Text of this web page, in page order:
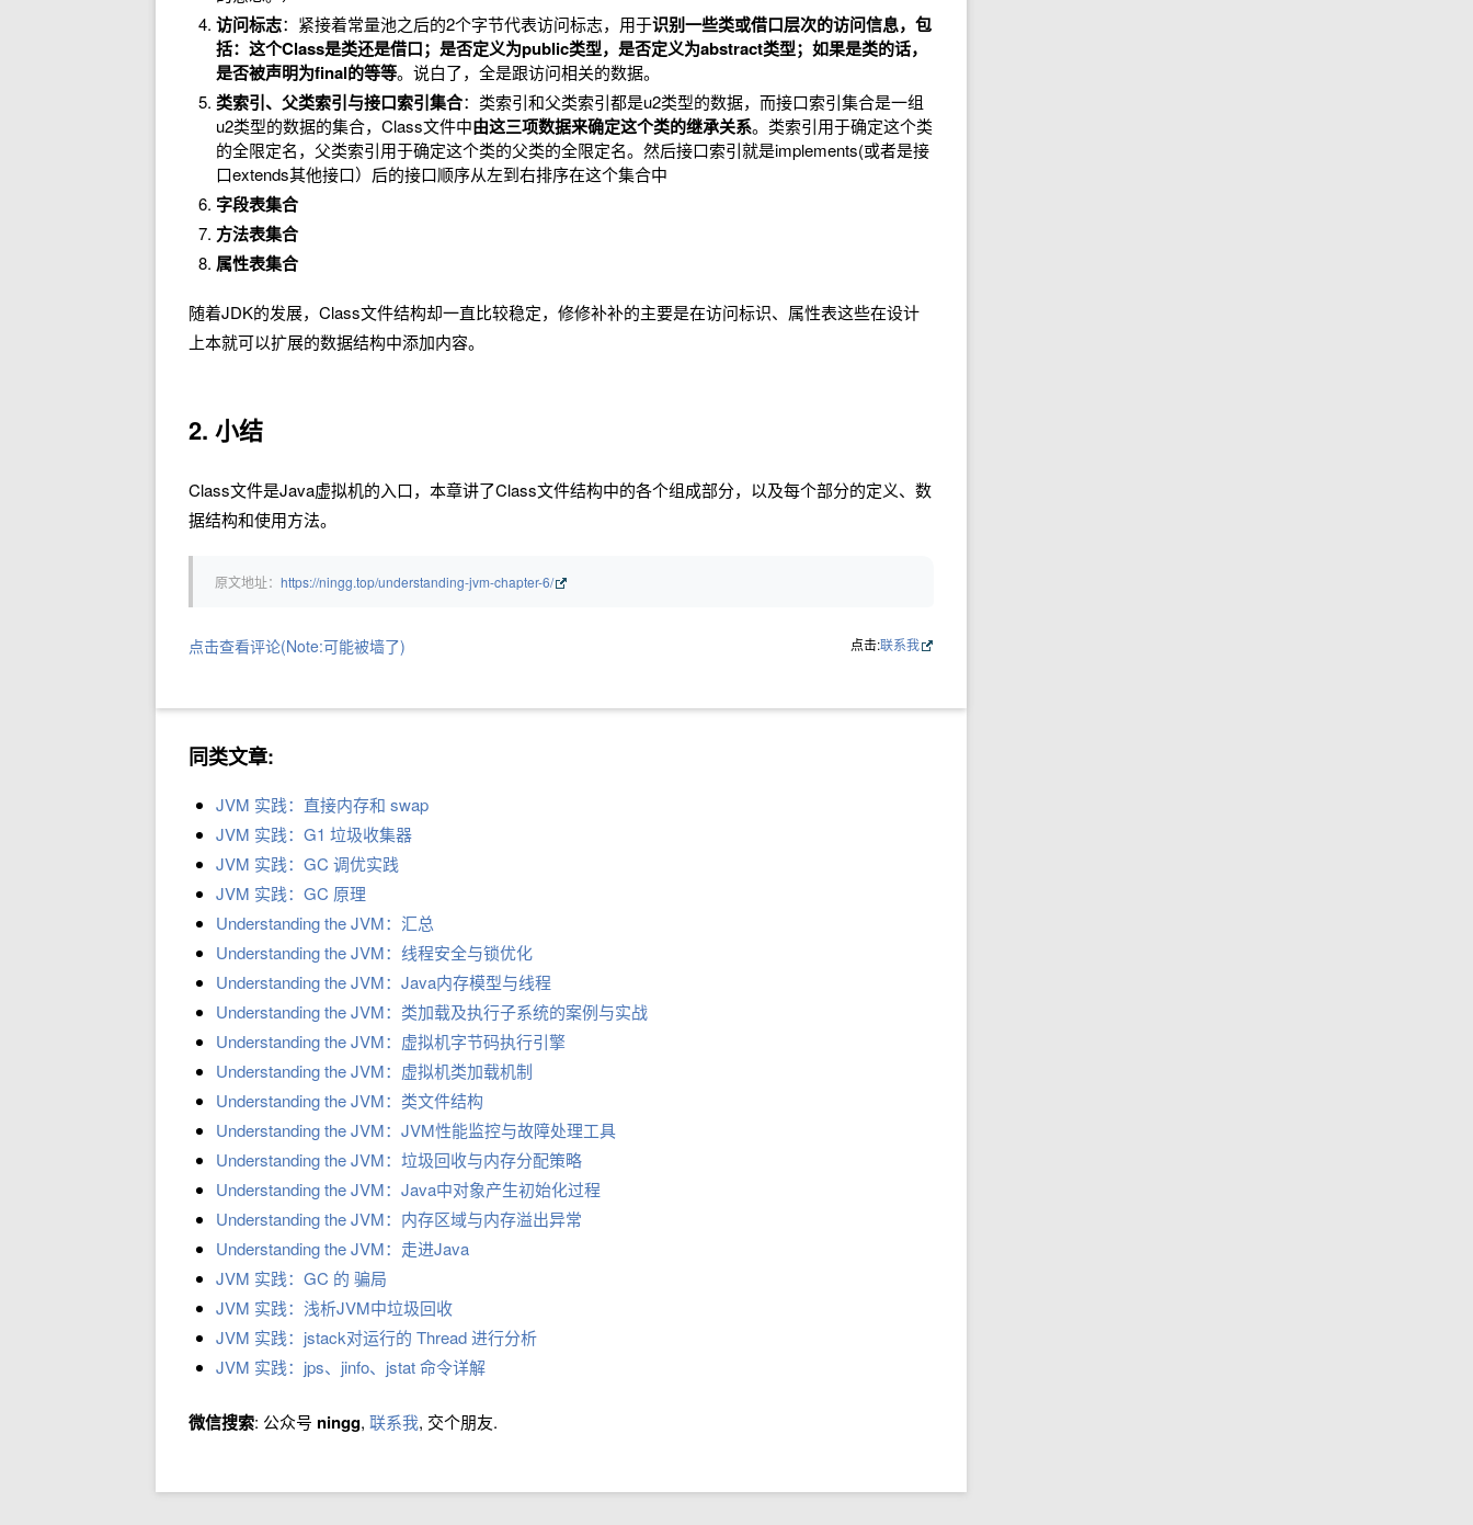
访问标志：紧接着常量池之后的2个字节代表访问标志，用于识别一些类或借口层次的访问信息，包
括：这个Class是类还是借口；是否定义为public类型，是否定义为abstract类型；如果是类的话，
是否被声明为final的等等。说白了，全是跟访问相关的数据。
类索引、父类索引与接口索引集合：类索引和父类索引都是u2类型的数据，而接口索引集合是一组
u2类型的数据的集合，Class文件中由这三项数据来确定这个类的继承关系。类索引用于确定这个类
的全限定名，父类索引用于确定这个类的父类的全限定名。然后接口索引就是implements(或者是接
口extends其他接口）后的接口顺序从左到右排序在这个集合中
字段表集合
方法表集合
属性表集合
随着JDK的发展，Class文件结构却一直比较稳定，修修补补的主要是在访问标识、属性表这些在设计
上本就可以扩展的数据结构中添加内容。
2. 小结
Class文件是Java虚拟机的入口，本章讲了Class文件结构中的各个组成部分，以及每个部分的定义、数
据结构和使用方法。
原文地址： https://ningg.top/understanding-jvm-chapter-6/
点击:联系我
点击查看评论(Note:可能被墙了)
同类文章:
JVM 实践：直接内存和 swap
JVM 实践：G1 垃圾收集器
JVM 实践：GC 调优实践
JVM 实践：GC 原理
Understanding the JVM：汇总
Understanding the JVM：线程安全与锁优化
Understanding the JVM：Java内存模型与线程
Understanding the JVM：类加载及执行子系统的案例与实战
Understanding the JVM：虚拟机字节码执行引擎
Understanding the JVM：虚拟机类加载机制
Understanding the JVM：类文件结构
Understanding the JVM：JVM性能监控与故障处理工具
Understanding the JVM：垃圾回收与内存分配策略
Understanding the JVM：Java中对象产生初始化过程
Understanding the JVM：内存区域与内存溢出异常
Understanding the JVM：走进Java
JVM 实践：GC 的 骗局
JVM 实践：浅析JVM中垃圾回收
JVM 实践：jstack对运行的 Thread 进行分析
JVM 实践：jps、jinfo、jstat 命令详解
微信搜索: 公众号 ningg, 联系我, 交个朋友.